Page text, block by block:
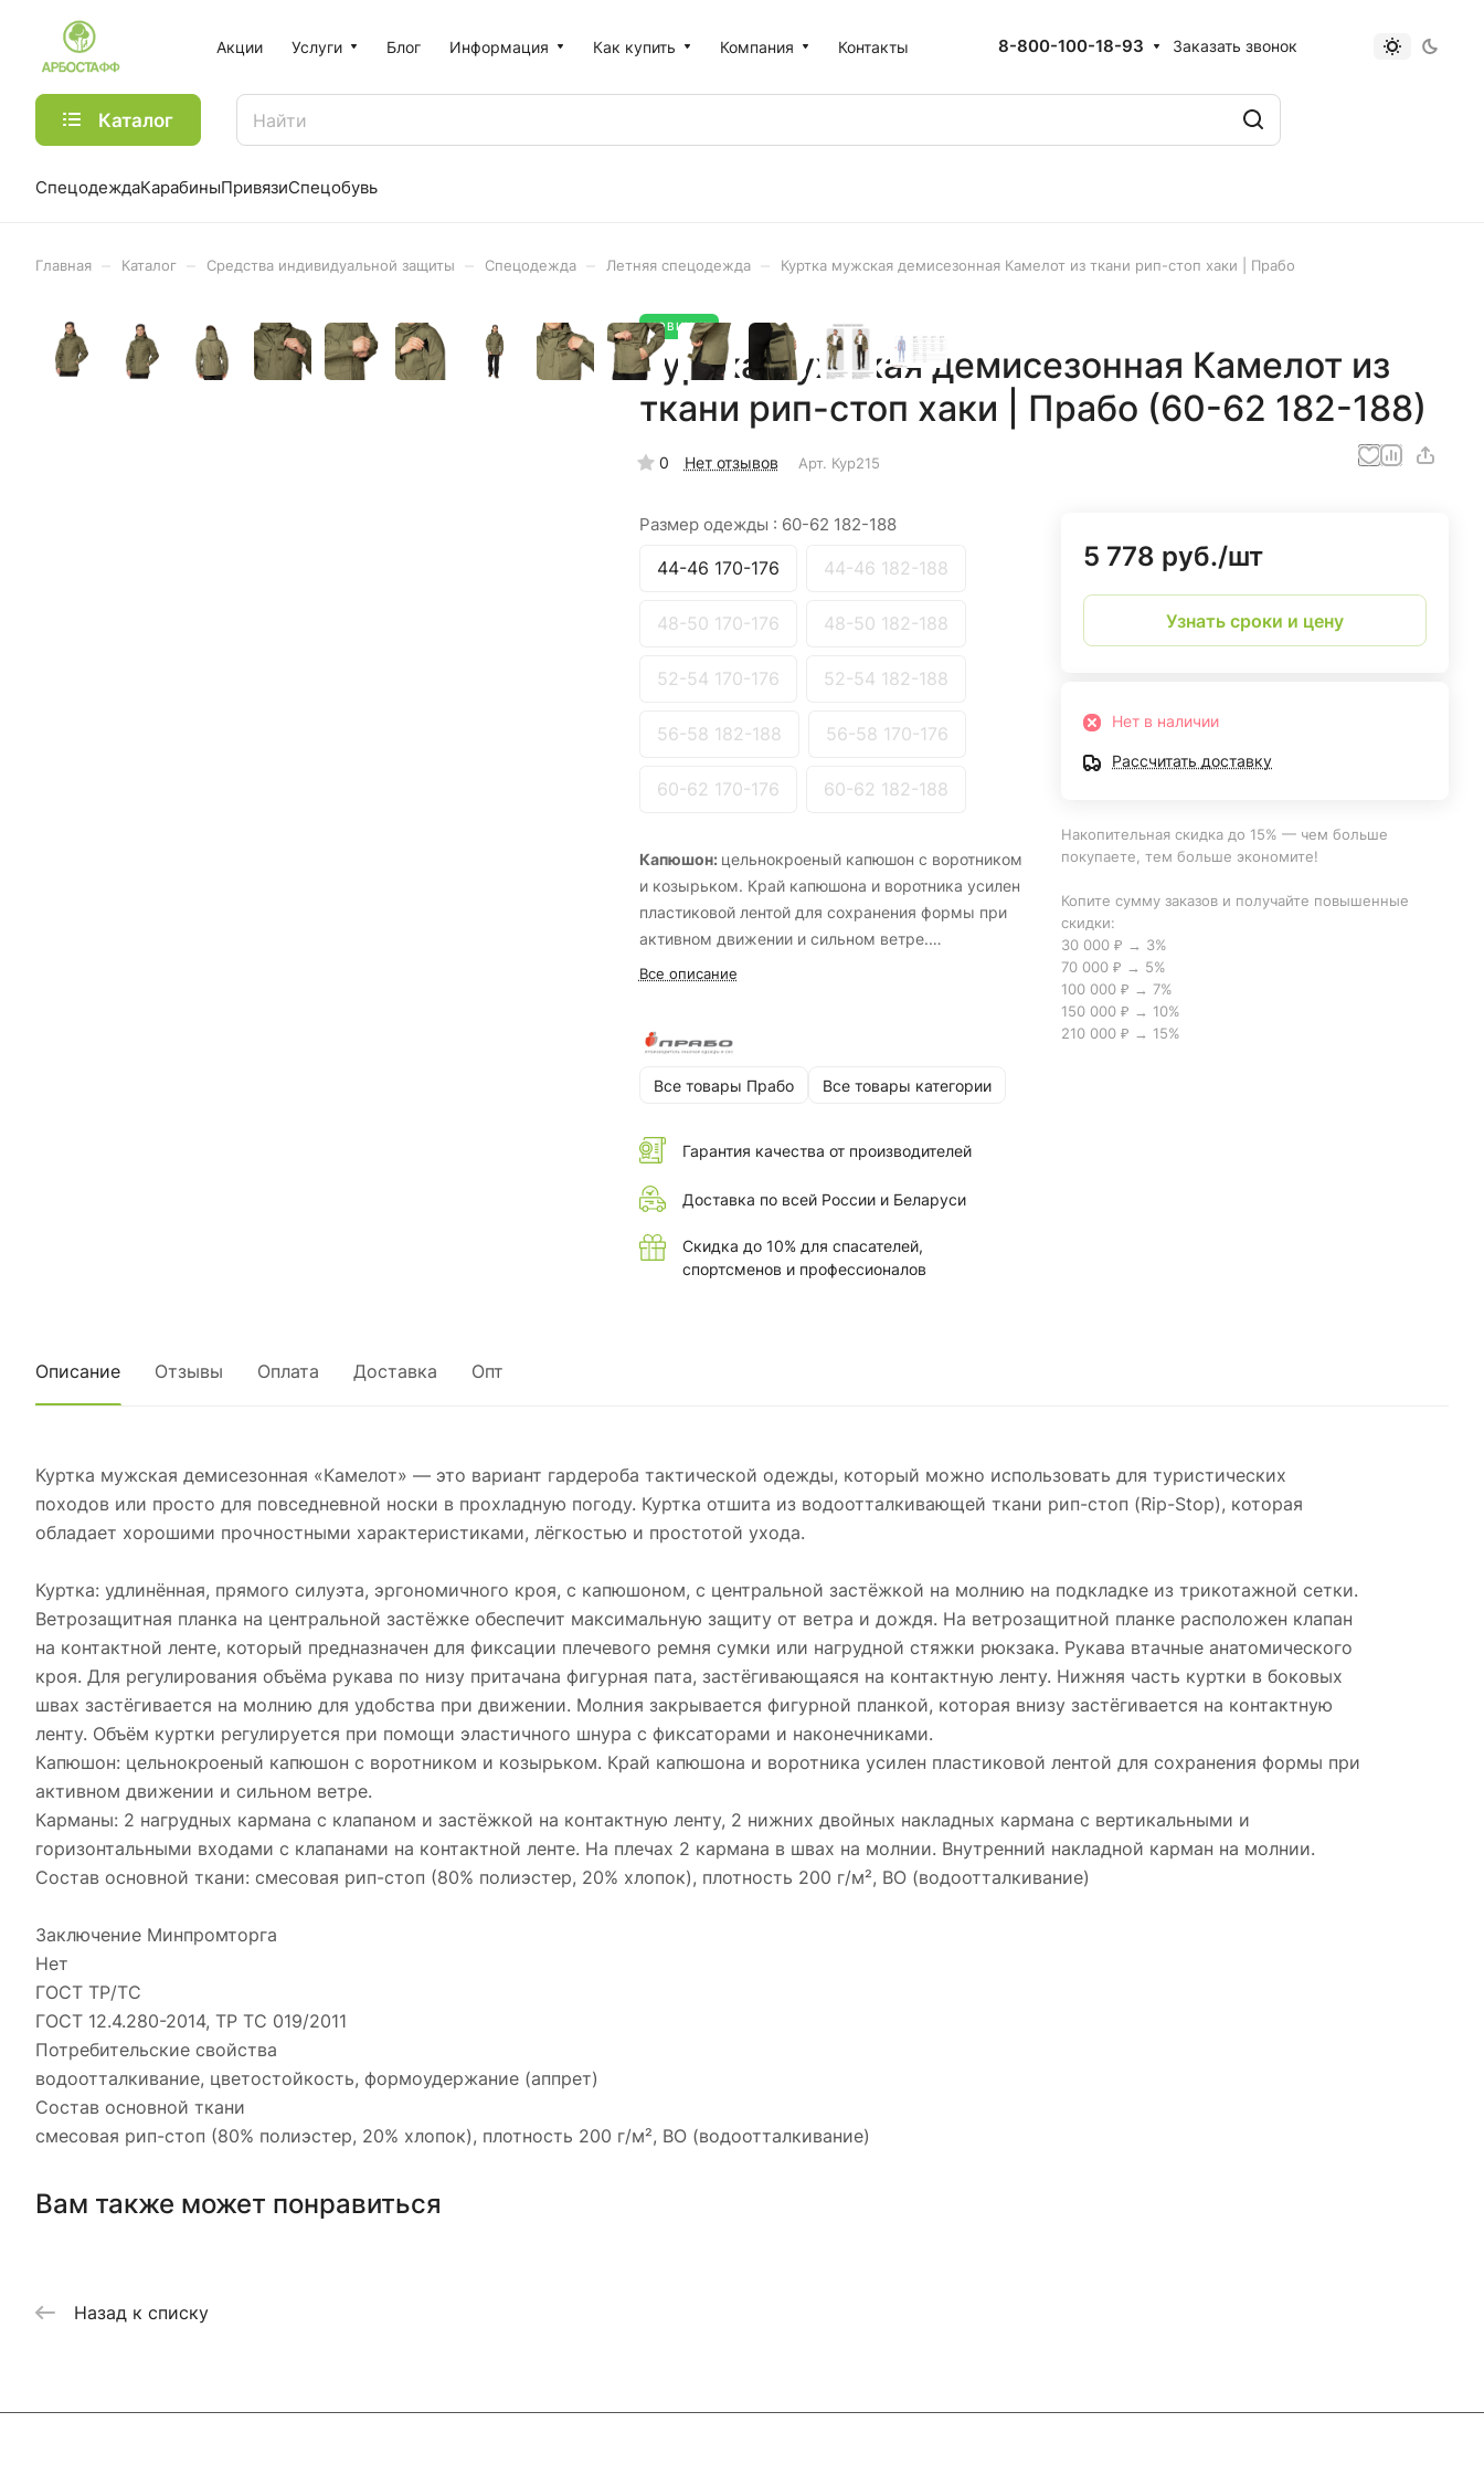
Акции Услуги Блог Информация Как купить Компания Контакты 8-800-100-18-93 Заказать звонок
Каталог
СпецодеждаКарабиныПривязиСпецобувь
Главная Каталог Средства индивидуальной защиты Спецодежда Летняя спецодежда Куртка мужская демисезонная Камелот из ткани рип-стоп хаки | Прабо
НОВИНКИ
Куртка мужская демисезонная Камелот из
ткани рип-стоп хаки | Прабо (60-62 182-188)
0 Нет отзывов Арт. Кур215
Размер одежды : 60-62 182-188
44-46 170-176 44-46 182-188
48-50 170-176 48-50 182-188
52-54 170-176 52-54 182-188
56-58 182-188 56-58 170-176
60-62 170-176 60-62 182-188
Капюшон: цельнокроеный капюшон с воротником
и козырьком. Край капюшона и воротника усилен
пластиковой лентой для сохранения формы при
активном движении и сильном ветре.
Карманы:
горизонтальными входами с клапанами на
молнии. Внутренний накладной карман на
Состав основной ткани: смесовая рип-стоп (80%
(водоотталкивание)
Все описание
Все товары Прабо Все товары категории
Гарантия качества от производителей
Доставка по всей России и Беларуси
Скидка до 10% для спасателей,
спортсменов и профессионалов
5 778 руб./шт
Узнать сроки и цену
Нет в наличии
Рассчитать доставку
Накопительная скидка до 15% — чем больше
покупаете, тем больше экономите!
Копите сумму заказов и получайте повышенные
скидки:
30 000 ₽ → 3%
70 000 ₽ → 5%
100 000 ₽ → 7%
150 000 ₽ → 10%
210 000 ₽ → 15%
Описание Отзывы Оплата Доставка Опт
Куртка мужская демисезонная «Камелот» — это вариант гардероба тактической одежды, который можно использовать для туристических
походов или просто для повседневной носки в прохладную погоду. Куртка отшита из водоотталкивающей ткани рип-стоп (Rip-Stop), которая
обладает хорошими прочностными характеристиками, лёгкостью и простотой ухода.
Куртка: удлинённая, прямого силуэта, эргономичного кроя, с капюшоном, с центральной застёжкой на молнию на подкладке из трикотажной сетки.
Ветрозащитная планка на центральной застёжке обеспечит максимальную защиту от ветра и дождя. На ветрозащитной планке расположен клапан
на контактной ленте, который предназначен для фиксации плечевого ремня сумки или нагрудной стяжки рюкзака. Рукава втачные анатомического
кроя. Для регулирования объёма рукава по низу притачана фигурная пата, застёгивающаяся на контактную ленту. Нижняя часть куртки в боковых
швах застёгивается на молнию для удобства при движении. Молния закрывается фигурной планкой, которая внизу застёгивается на контактную
ленту. Объём куртки регулируется при помощи эластичного шнура с фиксаторами и наконечниками.
Капюшон: цельнокроеный капюшон с воротником и козырьком. Край капюшона и воротника усилен пластиковой лентой для сохранения формы при
активном движении и сильном ветре.
Карманы: 2 нагрудных кармана с клапаном и застёжкой на контактную ленту, 2 нижних двойных накладных кармана с вертикальными и
горизонтальными входами с клапанами на контактной ленте. На плечах 2 кармана в швах на молнии. Внутренний накладной карман на молнии.
Состав основной ткани: смесовая рип-стоп (80% полиэстер, 20% хлопок), плотность 200 г/м², ВО (водоотталкивание)
Заключение Минпромторга
Нет
ГОСТ ТР/ТС
ГОСТ 12.4.280-2014, ТР ТС 019/2011
Потребительские свойства
водоотталкивание, цветостойкость, формоудержание (аппрет)
Состав основной ткани
смесовая рип-стоп (80% полиэстер, 20% хлопок), плотность 200 г/м², ВО (водоотталкивание)
Вам также может понравиться
Назад к списку